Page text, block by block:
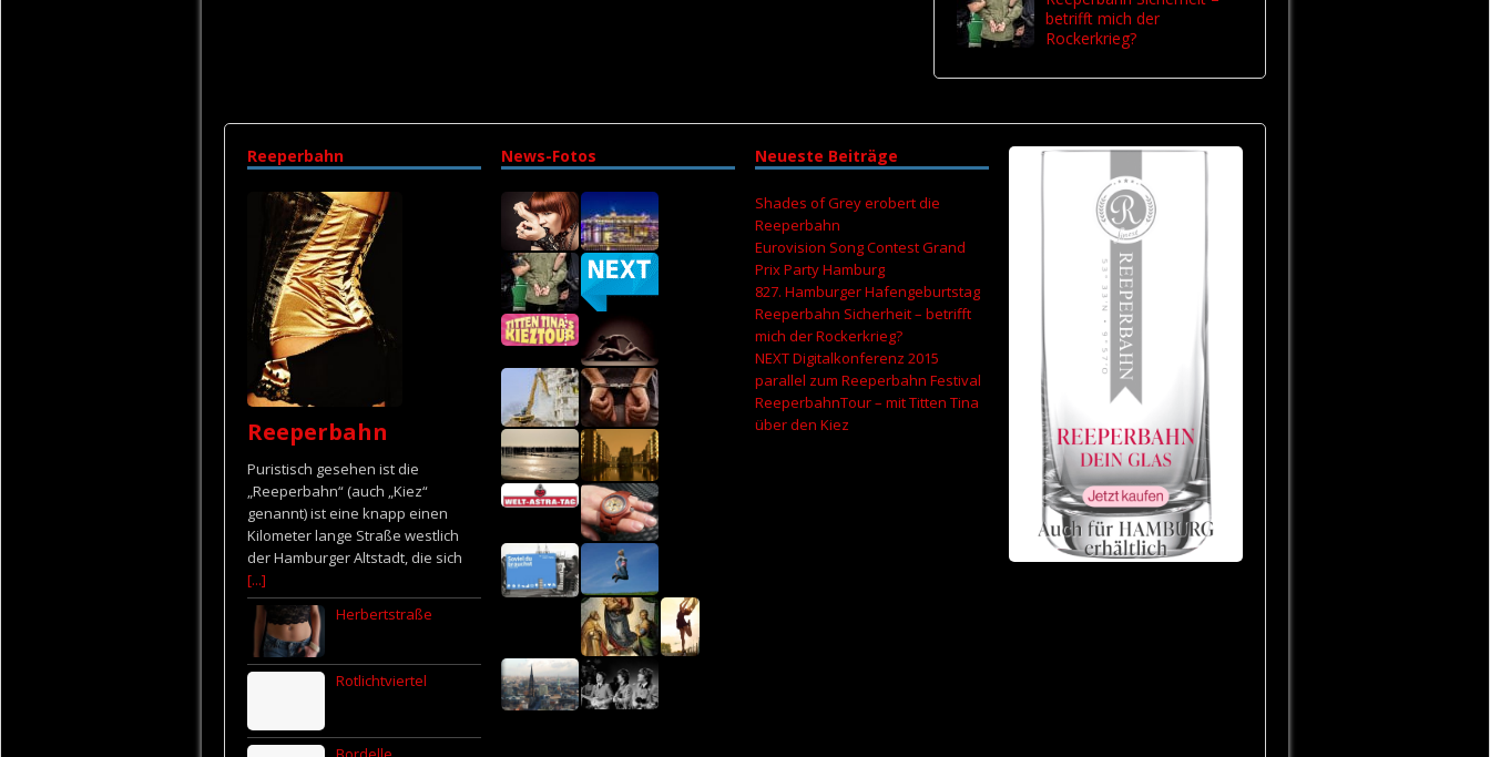
betrifft mich der
Rockerkrieg?
Reeperbahn
Reeperbahn
Puristisch gesehen ist die
„Reeperbahn“ (auch „Kiez“
genannt) ist eine knapp einen
Kilometer lange Straße westlich
der Hamburger Altstadt, die sich
[...]
Herbertstraße
Rotlichtviertel
News-Fotos Neueste Beiträge
Shades of Grey erobert die
Reeperbahn
Eurovision Song Contest Grand
Prix Party Hamburg
827. Hamburger Hafengeburtstag
Reeperbahn Sicherheit – betrifft
mich der Rockerkrieg?
NEXT Digitalkonferenz 2015
parallel zum Reeperbahn Festival
ReeperbahnTour – mit Titten Tina
über den Kiez